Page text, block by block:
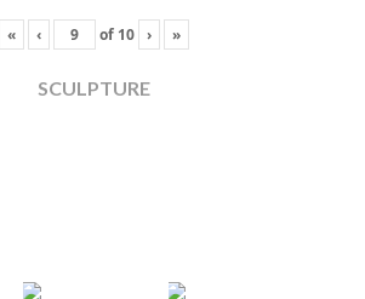
« ‹ of 10 › »
SCULPTURE